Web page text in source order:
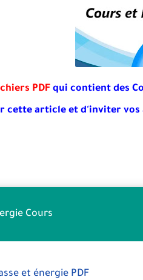
PDF qui contient des
cette article et d'inviter
Cours
et énergie PDF